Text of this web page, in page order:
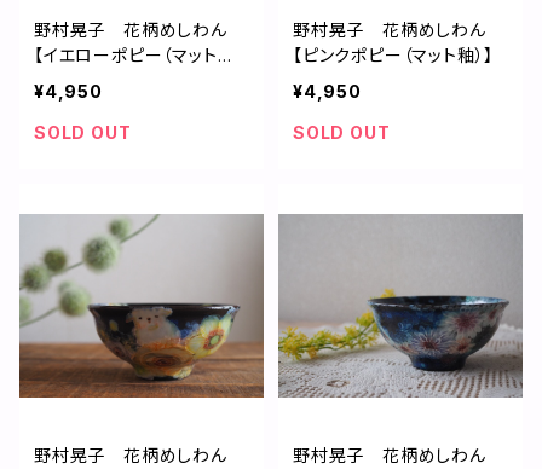
野村晃子 花柄めしわん
【イエローポピー（マット
釉）】
¥4,950
SOLD OUT
野村晃子 花柄めしわん
【ピンクポピー（マット釉）】
¥4,950
SOLD OUT
野村晃子 花柄めしわん
野村晃子 花柄めしわん